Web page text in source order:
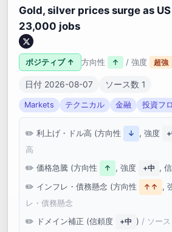
Gold, silver prices surge as
23,000 jobs
ポジティブ ↑ 方向性 ↑ / 強度 超強
日付 2026-08-07 ソース数 1
Markets テクニカル 金融 投資フ
利上げ・ドル高 (方向性 ↓ , 強度
高
価格急騰 (方向性
↑ , 強度 +中 ,
インフレ・債務懸念 (方向性
↑↑ ,
レ・債務懸念
ドメイン補正 (信頼度
+中 ) / ソー